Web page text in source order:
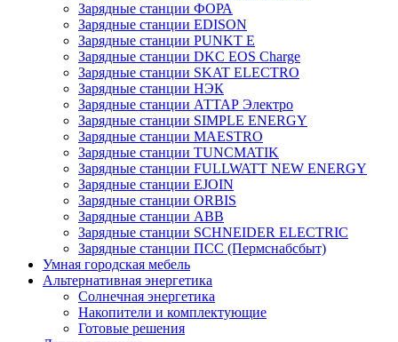
Зарядные станции ФОРА
Зарядные станции EDISON
Зарядные станции PUNKT E
Зарядные станции DKC EOS Charge
Зарядные станции SKAT ELECTRO
Зарядные станции НЭК
Зарядные станции АТТАР Электро
Зарядные станции SIMPLE ENERGY
Зарядные станции MAESTRO
Зарядные станции TUNCMATIK
Зарядные станции FULLWATT NEW ENERGY
Зарядные станции EJOIN
Зарядные станции ORBIS
Зарядные станции ABB
Зарядные станции SCHNEIDER ELECTRIC
Зарядные станции ПСС (Пермснабсбыт)
Умная городская мебель
Альтернативная энергетика
Солнечная энергетика
Накопители и комплектующие
Готовые решения